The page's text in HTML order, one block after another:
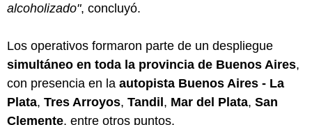
alcoholizado", concluyó.
Los operativos formaron parte de un despliegue
simultáneo en toda la provincia de Buenos Aires,
con presencia en la autopista Buenos Aires - La
Plata, Tres Arroyos, Tandil, Mar del Plata, San
Clemente, entre otros puntos.